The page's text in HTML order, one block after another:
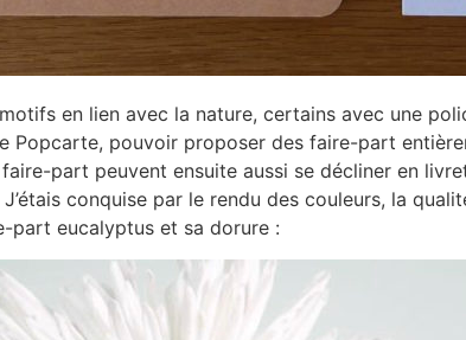
en lien avec la nature, certains avec une
Popcarte, pouvoir proposer des faire-part
part peuvent ensuite aussi se décliner en
conquise par le rendu des couleurs, la
part eucalyptus et sa dorure :